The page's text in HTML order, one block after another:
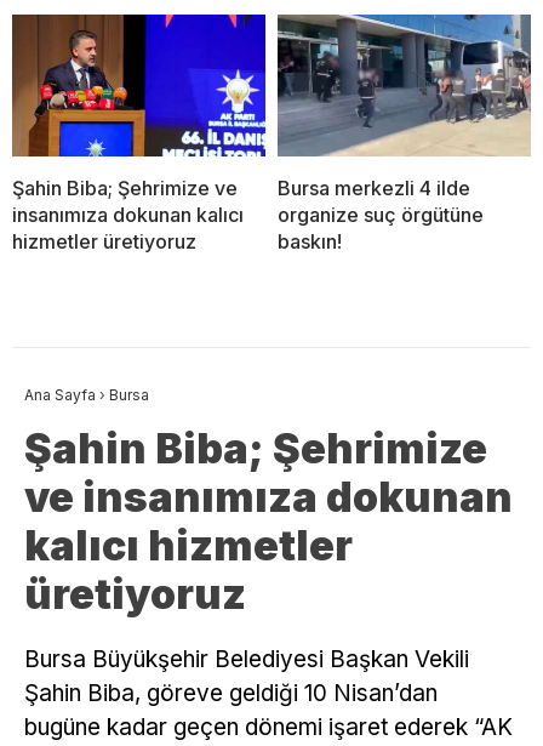
Şahin Biba; Şehrimize ve
insanımıza dokunan kalıcı
hizmetler üretiyoruz
Bursa merkezli 4 ilde
organize suç örgütüne
baskın!
Ana Sayfa › Bursa
Şahin Biba; Şehrimize
ve insanımıza dokunan
kalıcı hizmetler
üretiyoruz
Bursa Büyükşehir Belediyesi Başkan Vekili
Şahin Biba, göreve geldiği 10 Nisan’dan
bugüne kadar geçen dönemi işaret ederek “AK